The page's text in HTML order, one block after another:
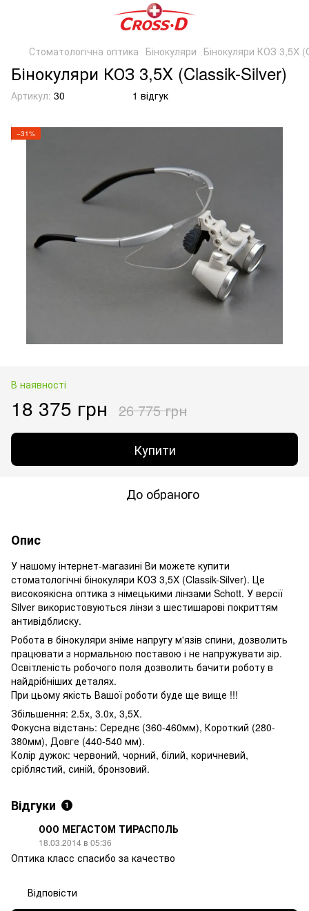
Стоматологічна оптика Бінокуляри Бінокуляри КОЗ 3,5X
Бінокуляри КОЗ 3,5X (Classik-Silver)
Артикул: 30 1 відгук
−31%
В наявності
18 375 грн 26 775 грн
Купити
До обраного
Опис
У нашому інтернет-магазині Ви можете купити
стоматологічні бінокуляри КОЗ 3,5X (Classik-Silver). Це
високоякісна оптика з німецькими лінзами Schott. У версії
Silver використовуються лінзи з шестишарові покриттям
антивідблиску.
Робота в бінокуляри зніме напругу м'язів спини, дозволить
працювати з нормальною поставою і не напружувати зір.
Освітленість робочого поля дозволить бачити роботу в
найдрібніших деталях.
При цьому якість Вашої роботи буде ще вище !!!
Збільшення: 2.5х, 3.0х, 3,5Х.
Фокусна відстань: Середнє (360-460мм), Короткий (280-
380мм), Довге (440-540 мм).
Колір дужок: червоний, чорний, білий, коричневий,
сріблястий, синій, бронзовий.
Відгуки 1
ООО МЕГАСТОМ ТИРАСПОЛЬ
18.03.2014 в 05:36
Оптика класс спасибо за качество
Відповісти